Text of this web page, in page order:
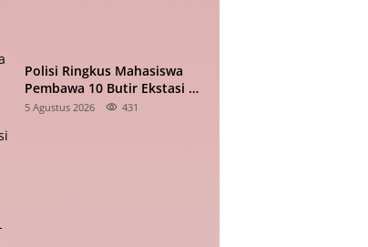
Polisi Ringkus Mahasiswa
Pembawa 10 Butir Ekstasi di
Pematangsiantar
5 Agustus 2026 431